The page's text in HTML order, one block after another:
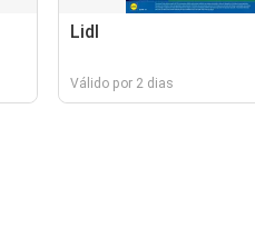
Lidl
Válido por 2 dias